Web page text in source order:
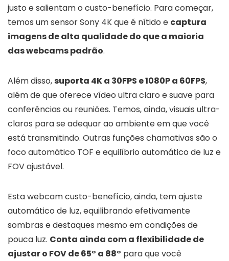
justo e salientam o custo-benefício. Para começar,
temos um sensor Sony 4K que é nítido e captura
imagens de alta qualidade do que a maioria
das webcams padrão.
Além disso,suporta 4K a 30FPS e 1080P a 60FPS,
além de que oferece vídeo ultra claro e suave para
conferências ou reuniões. Temos, ainda, visuais ultra-
claros para se adequar ao ambiente em que você
está transmitindo. Outras funções chamativas são o
foco automático TOF e equilíbrio automático de luz e
FOV ajustável.
Esta webcam custo-benefício, ainda, tem ajuste
automático de luz, equilibrando efetivamente
sombras e destaques mesmo em condições de
pouca luz. Conta ainda com a flexibilidade de
ajustar o FOV de 65° a 88° para que você